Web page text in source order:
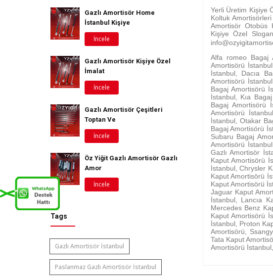
Gazlı Amortisör Home
İstanbul Kişiye
İncele
Gazlı Amortisör Kişiye Özel
İmalat
İncele
Gazlı Amortisör Çeşitleri
Toptan Ve
İncele
Öz Yiğit Gazlı Amortisör Gazlı
Amor
İncele
Tags
Gazlı Amortisör İstanbul
Paslanmaz Gazlı Amortisör İstanbul
Yerli Üretim Kişiye
Koltuk Amortisörleri
Amortisör Otobüs
KişiyeÖzel
Alfa romeo Bagaj
Amortisörü
İstanbul, Dacıa
Amortisörü
Bagaj Amortisörü
İstanbul, Kıa
Bagaj Amortisörü
Amortisörü
İstanbul, Otakar
Bagaj Amortisörü
Subaru Bagaj
Amortisörü
Gazlı Amortisör
Kaput Amortisörü
İstanbul, Chrysler
Kaput Amortisörü
Kaput Amortisörü
Jaguar Kaput
İstanbul, Lancıa
Mercedes Benz
Kaput Amortisörü
İstanbul, Proton
Amortisörü,
Tata Kaput
Amortisörü